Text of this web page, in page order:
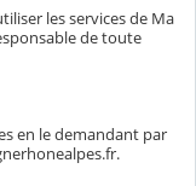
les services de Ma
de toute
en le demandant par